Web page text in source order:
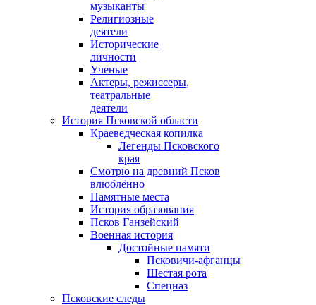
музыканты
Религиозные
деятели
Исторические
личности
Ученые
Актеры, режиссеры,
театральные
деятели
История Псковской области
Краеведческая копилка
Легенды Псковского
края
Смотрю на древний Псков
влюблённо
Памятные места
История образования
Псков Ганзейский
Военная история
Достойные памяти
Псковичи-афганцы
Шестая рота
Спецназ
Псковские следы